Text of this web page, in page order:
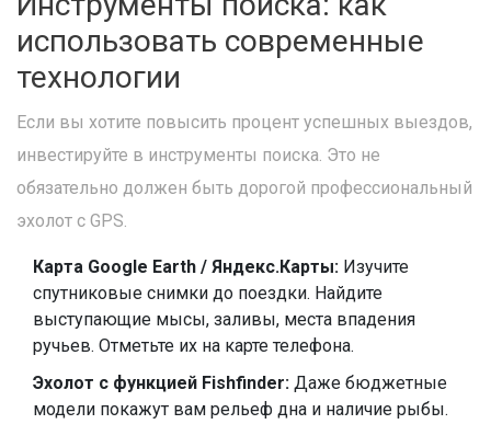
использовать современные
технологии
Если вы хотите повысить процент успешных выездов,
инвестируйте в инструменты поиска. Это не
обязательно должен быть дорогой профессиональный
эхолот с GPS.
Карта Google Earth / Яндекс.Карты: Изучите
спутниковые снимки до поездки. Найдите
выступающие мысы, заливы, места впадения
ручьев. Отметьте их на карте телефона.
Эхолот с функцией Fishfinder: Даже бюджетные
модели покажут вам рельеф дна и наличие рыбы.